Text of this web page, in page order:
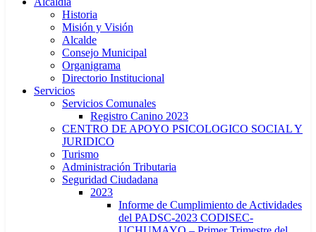
Historia
Misión y Visión
Alcalde
Consejo Municipal
Organigrama
Directorio Institucional
Servicios
Servicios Comunales
Registro Canino 2023
CENTRO DE APOYO PSICOLOGICO SOCIAL Y
JURIDICO
Turismo
Administración Tributaria
Seguridad Ciudadana
2023
Informe de Cumplimiento de Actividades
del PADSC-2023 CODISEC-